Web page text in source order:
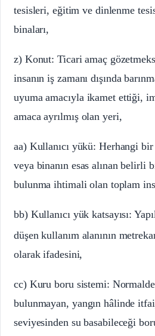
tesisleri, eğitim ve dinlenme
binaları,
z) Konut: Ticari amaç
insanın iş zamanı dışında
uyuma amacıyla ikamet ettiği,
amaca ayrılmış olan yeri,
aa) Kullanıcı yükü: Herhangi
veya binanın esas alınan belirli
bulunma ihtimali olan toplam
bb) Kullanıcı yük katsayısı:
düşen kullanım alanının
olarak ifadesini,
cc) Kuru boru sistemi:
bulunmayan, yangın hâlinde
seviyesinden su basabileceği